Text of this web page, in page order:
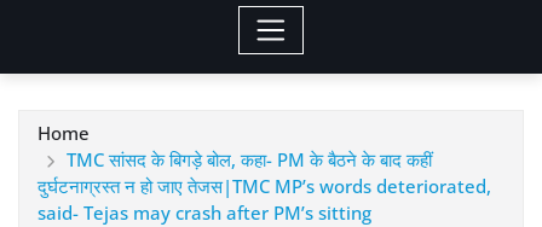
Home
TMC सांसद के बिगड़े बोल, कहा- PM के बैठने के बाद कहीं
दुर्घटनाग्रस्त न हो जाए तेजस|TMC MP’s words deteriorated,
said- Tejas may crash after PM’s sitting